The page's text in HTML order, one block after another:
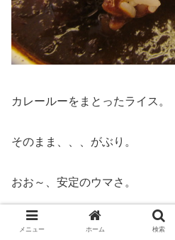
カレールーをまとったライス。
そのまま、、、がぶり。
おお～、安定のウマさ。
ここからは
メニュー ホーム 検索